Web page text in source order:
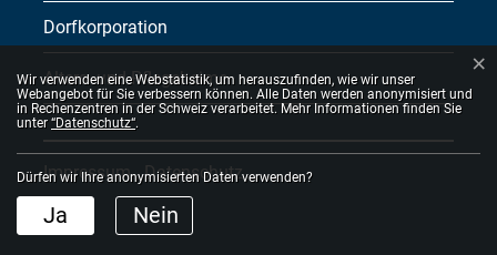
Dorfkorporation
Alters- und Pflegeheime
Toolbar
Impressum Datenschutz
Webstatistik
Wir verwenden eine Webstatistik, um herauszufinden, wie wir unser
Webangebot für Sie verbessern können. Alle Daten werden anonymisiert und
in Rechenzentren in der Schweiz verarbeitet. Mehr Informationen finden Sie
unter“Datenschutz“.
Dürfen wir Ihre anonymisierten Daten verwenden?
Ja Nein
×